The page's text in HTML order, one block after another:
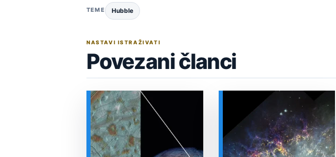
TEME Hubble
NASTAVI ISTRAŽIVATI
Povezani članci